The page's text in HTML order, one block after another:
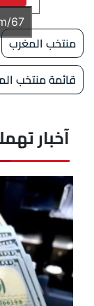
منتخب المغرب
قائمة منتخب
آخبار